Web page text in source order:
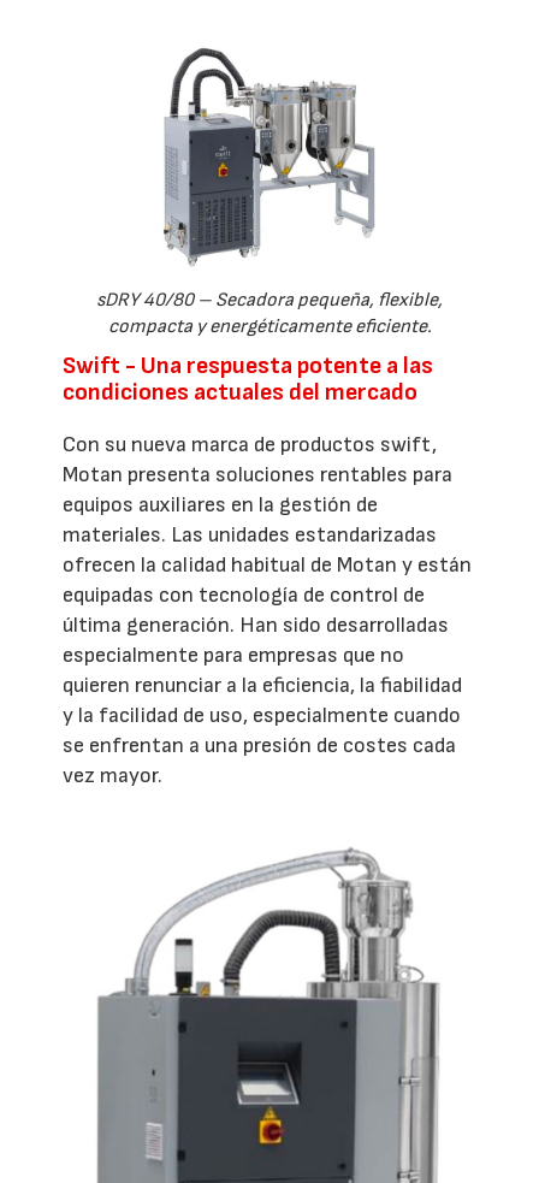
sDRY 40/80 – Secadora pequeña, flexible,
compacta y energéticamente eficiente.
Swift - Una respuesta potente a las
condiciones actuales del mercado
Con su nueva marca de productos swift,
Motan presenta soluciones rentables para
equipos auxiliares en la gestión de
materiales. Las unidades estandarizadas
ofrecen la calidad habitual de Motan y están
equipadas con tecnología de control de
última generación. Han sido desarrolladas
especialmente para empresas que no
quieren renunciar a la eficiencia, la fiabilidad
y la facilidad de uso, especialmente cuando
se enfrentan a una presión de costes cada
vez mayor.